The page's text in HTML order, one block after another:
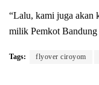
“Lalu, kami juga akan
milik Pemkot Bandung
Tags: flyover ciroyom